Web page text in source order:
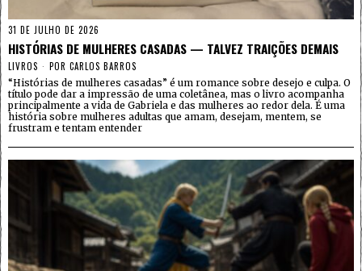
31 DE JULHO DE 2026
HISTÓRIAS DE MULHERES CASADAS — TALVEZ TRAIÇÕES DEMAIS
LIVROS POR CARLOS BARROS
“Histórias de mulheres casadas” é um romance sobre desejo e culpa. O
título pode dar a impressão de uma coletânea, mas o livro acompanha
principalmente a vida de Gabriela e das mulheres ao redor dela. É uma
história sobre mulheres adultas que amam, desejam, mentem, se
frustram e tentam entender